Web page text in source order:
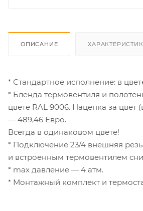
ОПИСАНИЕ
* Стандартное исполнение: в
* Бленда термовентиля и
цвете RAL 9006. Наценка за цвет
— 489,46 Евро.
Всегда в одинаковом цвете!
* Подключение 23/4 внешняя
и встроенным термовентилем
* max давление — 4 атм.
* Монтажный комплект и